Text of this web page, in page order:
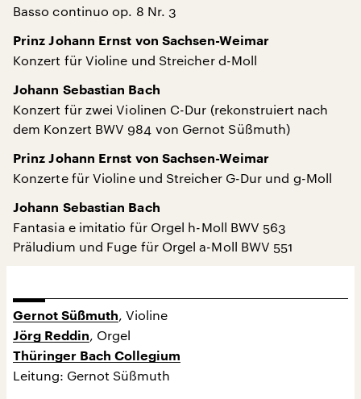
Basso continuo op. 8 Nr. 3
Prinz Johann Ernst von Sachsen-Weimar
Konzert für Violine und Streicher d-Moll
Johann Sebastian Bach
Konzert für zwei Violinen C-Dur (rekonstruiert nach
dem Konzert BWV 984 von Gernot Süßmuth)
Prinz Johann Ernst von Sachsen-Weimar
Konzerte für Violine und Streicher G-Dur und g-Moll
Johann Sebastian Bach
Fantasia e imitatio für Orgel h-Moll BWV 563
Präludium und Fuge für Orgel a-Moll BWV 551
Gernot Süßmuth, Violine
Jörg Reddin, Orgel
Thüringer Bach Collegium
Leitung: Gernot Süßmuth